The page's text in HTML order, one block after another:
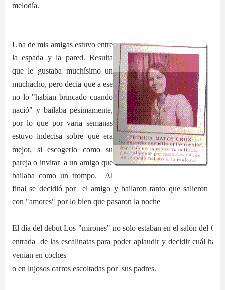
melodía.
Una de mis amigas estuvo entre
la espada y la pared. Resulta
que le gustaba muchísimo un
muchacho, pero decía que a ese
no lo "habían brincado cuando
nació" y bailaba pésimamente,
por lo que por varia semanas
estuvo indecisa sobre qué era
mejor, si escogerlo como su
pareja o invitar a un amigo que
bailaba como un trompo. Al
final se decidió por el amigo y bailaron tanto que salieron
con "amores" por lo bien que pasaron la noche
El día del debut Los "mirones" no solo estaban en el salón del
entrada de las escalinatas para poder aplaudir y decidir cuál
venían en coches
o en lujosos carros escoltadas por sus padres.